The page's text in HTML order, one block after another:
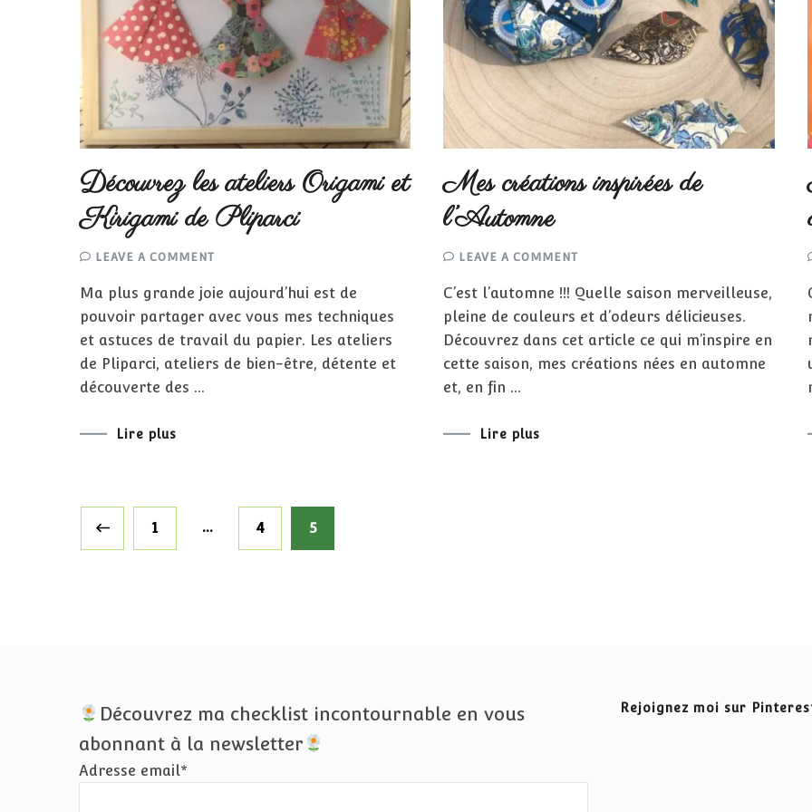
Découvrez les ateliers Origami et
Kirigami de Pliparci
LEAVE A COMMENTON
ATELIERS
ET
KIRIGAMI
DE
PLIPARCI
Ma plus grande joie aujourd’hui est de
pouvoir partager avec vous mes techniques
et astuces de travail du papier. Les ateliers
de Pliparci, ateliers de bien-être, détente et
découverte des …
Lire plus
Mes créations inspirées de
l’Automne
LEAVE A COMMENT
INSPIRÉES
L’AUTOMNE
C’est l’automne !!! Quelle saison merveilleuse,
pleine de couleurs et d’odeurs délicieuses.
Découvrez dans cet article ce qui m’inspire en
cette saison, mes créations nées en automne
et, en fin …
Lire plus
Pagination
Page
1 … Page
4 Page
5
Découvrez ma checklist incontournable en vous
abonnant à la newsletter
Adresse email*
Rejoignez moi sur